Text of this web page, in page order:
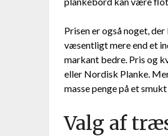
Prisen er også noget,
væsentligt mere end et
markant bedre. Pris og
eller Nordisk Planke.
masse penge på et
Valg af